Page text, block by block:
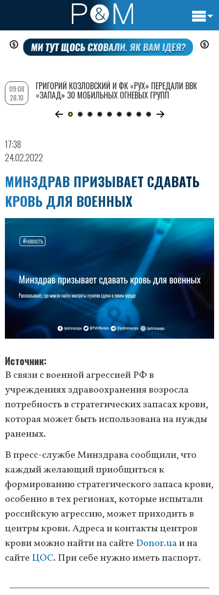
Перейти
содержанию
17:38
24.02.2022
МИНЗДРАВ ПРИЗЫВАЕТ СДАВАТЬ
КРОВЬ ДЛЯ ВОЕННЫХ
Источник
В связи с военной агрессией РФ в
учреждениях здравоохранения возросла
потребность в стратегических запасах крови,
которая может быть использована на нужды
раненых.
В пресс-службе Минздрава сообщили, что
каждый желающий приобщиться к
формированию стратегического запаса крови,
особенно в тех регионах, которые испытали
российскую агрессию, может приходить в
центры крови. Адреса и контакты центров
крови можно найти на сайте Donor.uaи на
сайте ЦОС. При себе нужно иметь паспорт.
09:08
28.10
ГРИГОРИЙ КОЗЛОВСКИЙ И ФК «РУХ» ПЕРЕДАЛИ ВВК
«ЗАПАД» 30 МОБИЛЬНЫХ ОГНЕВЫХ ГРУПП